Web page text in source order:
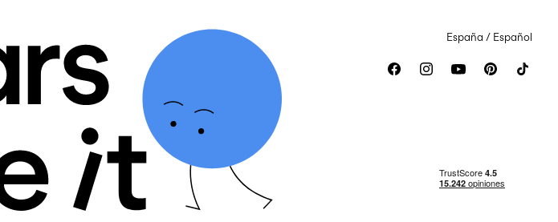
España / Español